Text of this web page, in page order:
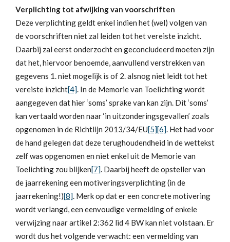
Verplichting tot afwijking van voorschriften
Deze verplichting geldt enkel indien het (wel) volgen van
de voorschriften niet zal leiden tot het vereiste inzicht.
Daarbij zal eerst onderzocht en geconcludeerd moeten zijn
dat het, hiervoor benoemde, aanvullend verstrekken van
gegevens 1. niet mogelijk is of 2. alsnog niet leidt tot het
vereiste inzicht[4]. In de Memorie van Toelichting wordt
aangegeven dat hier ‘soms’ sprake van kan zijn. Dit ‘soms’
kan vertaald worden naar ‘in uitzonderingsgevallen’ zoals
opgenomen in de Richtlijn 2013/34/EU[5][6]. Het had voor
de hand gelegen dat deze terughoudendheid in de wettekst
zelf was opgenomen en niet enkel uit de Memorie van
Toelichting zou blijken[7]. Daarbij heeft de opsteller van
de jaarrekening een motiveringsverplichting (in de
jaarrekening!)[8]. Merk op dat er een concrete motivering
wordt verlangd, een eenvoudige vermelding of enkele
verwijzing naar artikel 2:362 lid 4 BW kan niet volstaan. Er
wordt dus het volgende verwacht: een vermelding van